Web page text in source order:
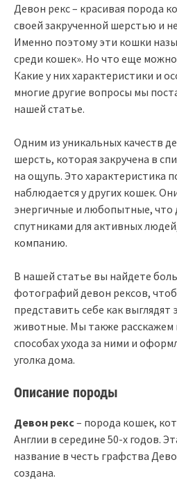
Девон рекс – красивая порода
своей закрученной шерстью и
Именно поэтому эти кошки
среди кошек». Но что еще можно
Какие у них характеристики и
многие другие вопросы мы
нашей статье.
Одним из уникальных качеств
шерсть, которая закручена в
на ощупь. Это характеристика
наблюдается у других кошек.
энергичные и любопытные, что
спутниками для активных
компанию.
В нашей статье вы найдете
фотографий девон рексов,
представить себе как выглядят
животные. Мы также расскажем
способах ухода за ними и
уголка дома.
Описание породы
Девон рекс– порода кошек,
Англии в середине 50-х годов.
название в честь графства
создана.